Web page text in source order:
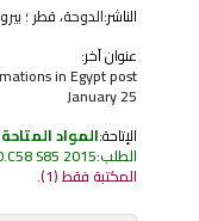
الناشر:الدوحة، قطر ؛
عنوان آخر:
in Egypt post
January 25
الإتاحة:المواد المتاحة
الطلب:S85 2015, ..
المكتبة فقط(1).